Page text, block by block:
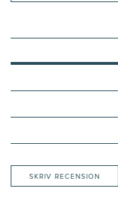
SKRIV RECENSION